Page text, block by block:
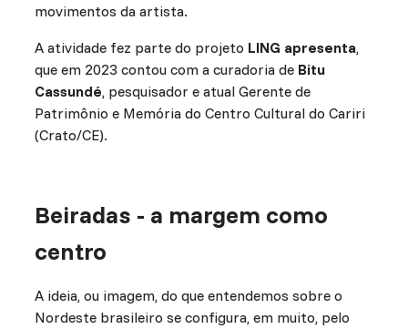
movimentos da artista.
A atividade fez parte do projeto LING apresenta,
que em 2023 contou com a curadoria de Bitu
Cassundé, pesquisador e atual Gerente de
Patrimônio e Memória do Centro Cultural do Cariri
(Crato/CE).
Beiradas - a margem como
centro
A ideia, ou imagem, do que entendemos sobre o
Nordeste brasileiro se configura, em muito, pelo